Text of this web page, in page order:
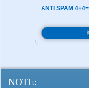
ANTI SPAM 4+4=
NOTE: